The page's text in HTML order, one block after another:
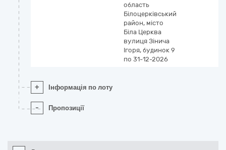
область
Білоцерківський
район, місто
Біла Церква
вулиця Зінича
Ігоря, будинок 9
по 31-12-2026
+ Інформація по лоту
- Пропозиції